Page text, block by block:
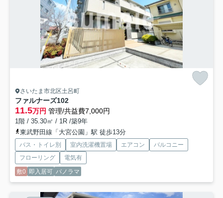
さいたま市北区土呂町
ファルナーズ102
11.5万円 管理/共益費7,000円
1階 / 35.30㎡ / 1R /築9年
東武野田線「大宮公園」駅 徒歩13分
バス・トイレ別 室内洗濯機置場 エアコン
バルコニー
フローリング
電気有
敷0 即入居可 パノラマ